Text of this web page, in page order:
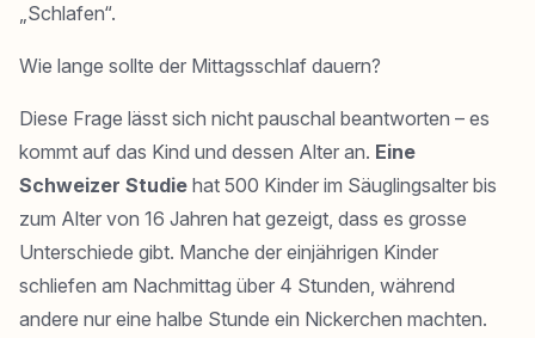
„Schlafen“.
Wie lange sollte der Mittagsschlaf dauern?
Diese Frage lässt sich nicht pauschal beantworten – es
kommt auf das Kind und dessen Alter an. Eine
Schweizer Studie hat 500 Kinder im Säuglingsalter bis
zum Alter von 16 Jahren hat gezeigt, dass es grosse
Unterschiede gibt. Manche der einjährigen Kinder
schliefen am Nachmittag über 4 Stunden, während
andere nur eine halbe Stunde ein Nickerchen machten.